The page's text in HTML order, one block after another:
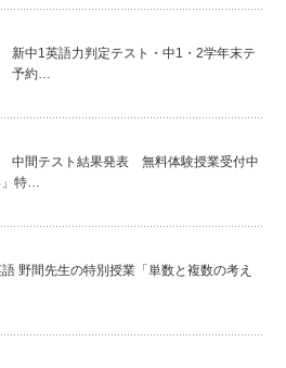
新中1英語力判定テスト・中1・2学年末テ
予約…
中間テスト結果発表 無料体験授業受付中
」特…
野間先生の特別授業「単数と複数の考え